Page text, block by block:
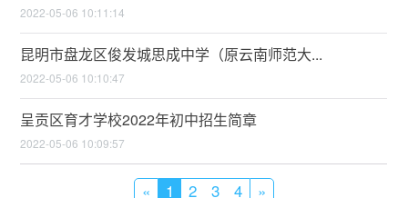
2022-05-06 10:11:14
昆明市盘龙区俊发城思成中学（原云南师范大...
2022-05-06 10:10:47
呈贡区育才学校2022年初中招生简章
2022-05-06 10:09:57
« 1 2 3 4 »